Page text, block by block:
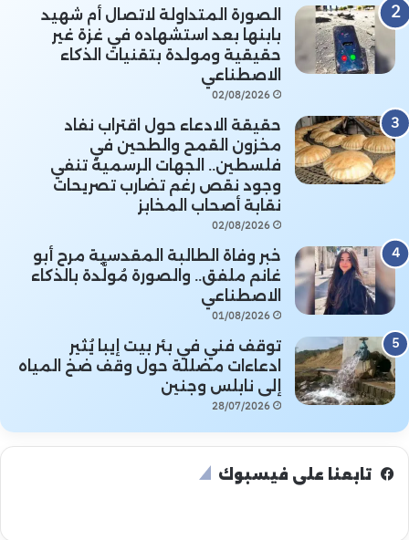
الصورة المتداولة لاتصال أم شهيد
بابنها بعد استشهاده في غزة غير
حقيقية ومولدة بتقنيات الذكاء
الاصطناعي
02/08/2026
حقيقة الادعاء حول اقتراب نفاد
مخزون القمح والطحين في
فلسطين.. الجهات الرسمية تنفي
وجود نقص رغم تضارب تصريحات
نقابة أصحاب المخابز
02/08/2026
خبر وفاة الطالبة المقدسية مرح أبو
غانم ملفق.. والصورة مُولَّدة بالذكاء
الاصطناعي
01/08/2026
توقف فني في بئر بيت إيبا يُثير
ادعاءات مضللة حول وقف ضخ المياه
إلى نابلس وجنين
28/07/2026
تابعنا على فيسبوك